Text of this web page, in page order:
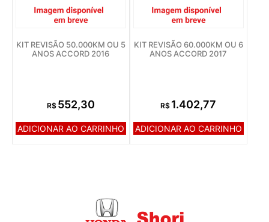
KIT REVISÃO 50.000KM OU 5
ANOS ACCORD 2016
R$ 552,30
ADICIONAR AO CARRINHO
KIT REVISÃO 60.000KM OU 6
ANOS ACCORD 2017
R$ 1.402,77
ADICIONAR AO CARRINHO